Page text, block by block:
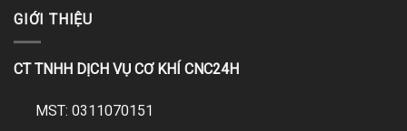
GIỚI THIỆU
CT TNHH DỊCH VỤ CƠ KHÍ CNC24H
MST: 0311070151